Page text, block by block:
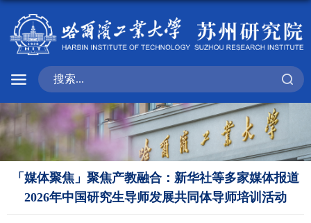
「媒体聚焦」聚焦产教融合：新华社等多家媒体报道
2026年中国研究生导师发展共同体导师培训活动